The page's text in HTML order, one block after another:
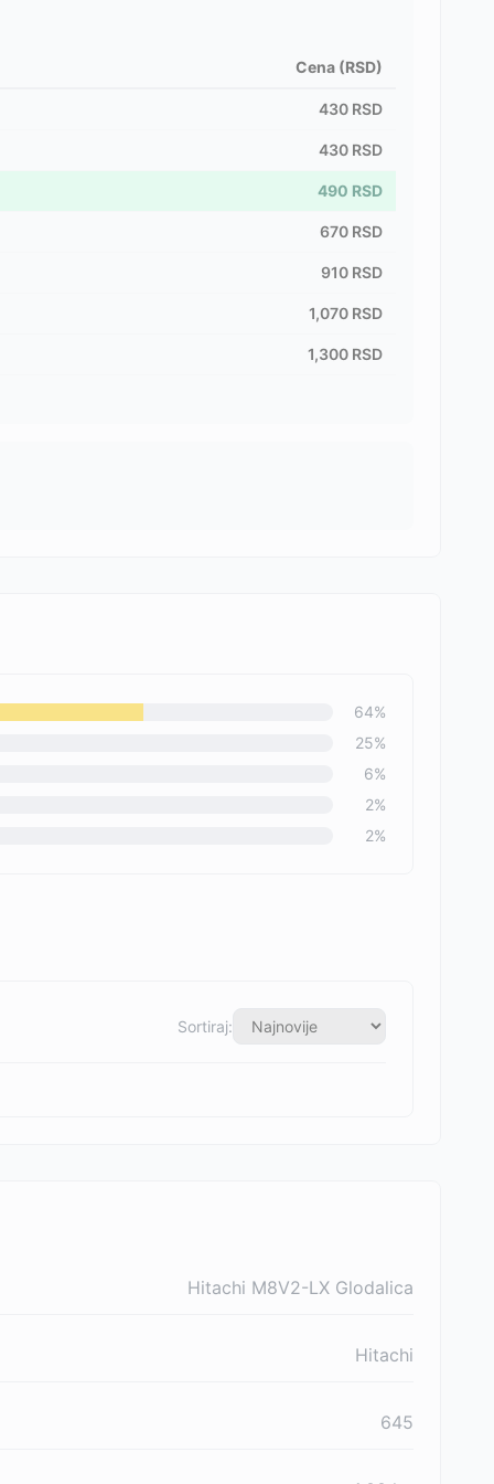
Cena (RSD)
430 RSD
430 RSD
490 RSD
670 RSD
910 RSD
1,070 RSD
1,300 RSD
64%
25%
6%
2%
2%
Sortiraj:
Hitachi M8V2-LX Glodalica
Hitachi
645